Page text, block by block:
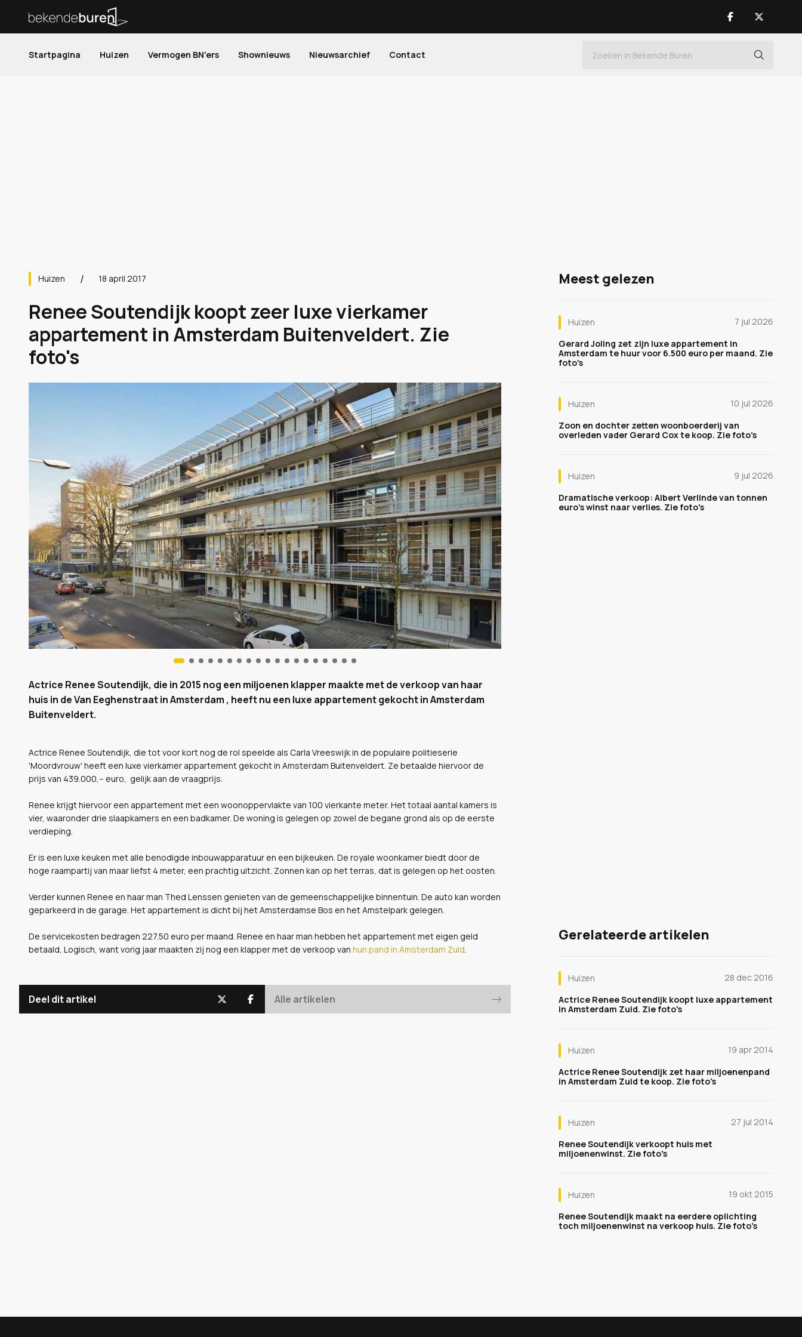
Startpagina Huizen Vermogen BN'ers Shownieuws Nieuwsarchief Contact
Huizen 18 april 2017
Renee Soutendijk koopt zeer luxe vierkamer
appartement in Amsterdam Buitenveldert. Zie
foto's
Actrice Renee Soutendijk, die in 2015 nog een miljoenen klapper maakte met de verkoop van haar
huis in de Van Eeghenstraat in Amsterdam , heeft nu een luxe appartement gekocht in Amsterdam
Buitenveldert.
Actrice Renee Soutendijk, die tot voor kort nog de rol speelde als Carla Vreeswijk in de populaire politieserie
'Moordvrouw' heeft een luxe vierkamer appartement gekocht in Amsterdam Buitenveldert. Ze betaalde hiervoor de
prijs van 439.000,-- euro, gelijk aan de vraagprijs.
Renee krijgt hiervoor een appartement met een woonoppervlakte van 100 vierkante meter. Het totaal aantal kamers is
vier, waaronder drie slaapkamers en een badkamer. De woning is gelegen op zowel de begane grond als op de eerste
verdieping.
Er is een luxe keuken met alle benodigde inbouwapparatuur en een bijkeuken. De royale woonkamer biedt door de
hoge raampartij van maar liefst 4 meter, een prachtig uitzicht. Zonnen kan op het terras, dat is gelegen op het oosten.
Verder kunnen Renee en haar man Thed Lenssen genieten van de gemeenschappelijke binnentuin. De auto kan worden
geparkeerd in de garage. Het appartement is dicht bij het Amsterdamse Bos en het Amstelpark gelegen.
De servicekosten bedragen 227.50 euro per maand. Renee en haar man hebben het appartement met eigen geld
betaald, Logisch, want vorig jaar maakten zij nog een klapper met de verkoop van hun pand in Amsterdam Zuid
Deel dit artikel Alle artikelen
Meest gelezen
Huizen
7 jul 2026
Gerard Joling zet zijn luxe appartement in
Amsterdam te huur voor 6.500 euro per maand. Zie
foto's
Huizen
10 jul 2026
Zoon en dochter zetten woonboerderij van
overleden vader Gerard Cox te koop. Zie foto's
Huizen
9 jul 2026
Dramatische verkoop: Albert Verlinde van tonnen
euro's winst naar verlies. Zie foto's
Gerelateerde artikelen
Huizen
28 dec 2016
Actrice Renee Soutendijk koopt luxe appartement
in Amsterdam Zuid. Zie foto's
Huizen
19 apr 2014
Actrice Renee Soutendijk zet haar miljoenenpand
in Amsterdam Zuid te koop. Zie foto's
Huizen
27 jul 2014
Renee Soutendijk verkoopt huis met
miljoenenwinst. Zie foto's
Huizen
19 okt 2015
Renee Soutendijk maakt na eerdere oplichting
toch miljoenenwinst na verkoop huis. Zie foto's